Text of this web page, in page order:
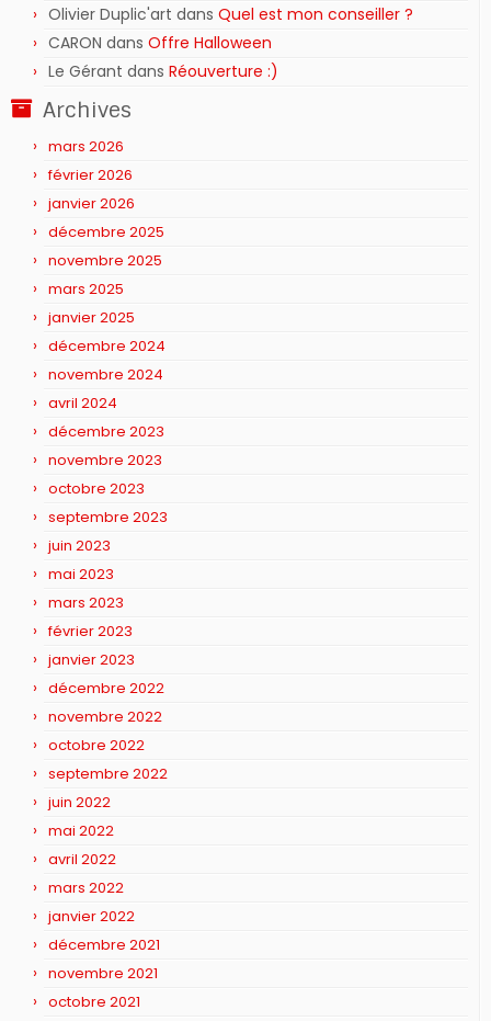
Olivier Duplic'art dans Quel est mon conseiller ?
CARON dans Offre Halloween
Le Gérant dans Réouverture :)
Archives
mars 2026
février 2026
janvier 2026
décembre 2025
novembre 2025
mars 2025
janvier 2025
décembre 2024
novembre 2024
avril 2024
décembre 2023
novembre 2023
octobre 2023
septembre 2023
juin 2023
mai 2023
mars 2023
février 2023
janvier 2023
décembre 2022
novembre 2022
octobre 2022
septembre 2022
juin 2022
mai 2022
avril 2022
mars 2022
janvier 2022
décembre 2021
novembre 2021
octobre 2021